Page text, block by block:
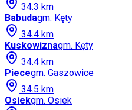
34.3 km
Babudagm. Kęty
34.4 km
Kuskowiznagm. Kęty
34.4 km
Piecegm. Gaszowice
34.5 km
Osiekgm. Osiek